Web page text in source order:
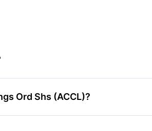
Ord Shs (ACCL)?